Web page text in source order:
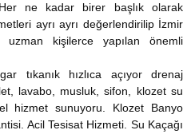
ne kadar birer başlık olarak
ayrı ayrı değerlendirilip İzmir
uzman kişilerce yapılan önemli
tıkanık hızlıca açıyor drenaj
lavabo, musluk, sifon, klozet su
hizmet sunuyoru. Klozet Banyo
Acil Tesisat Hizmeti. Su Kaçağı